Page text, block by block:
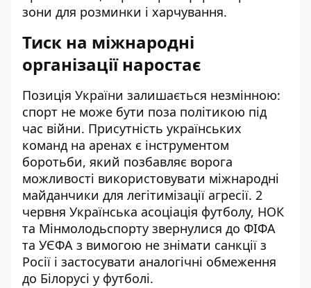
зони для розминки і харчування.
Тиск на міжнародні
організації наростає
Позиція України залишається незмінною:
спорт не може бути поза політикою під
час війни. Присутність українських
команд на аренах є інструментом
боротьби, який позбавляє ворога
можливості використовувати міжнародні
майданчики для легітимізації агресії. 2
червня Українська асоціація футболу, НОК
та Мінмолодьспорту звернулися до ФІФА
та УЄФА з вимогою не знімати санкції з
Росії і застосувати аналогічні обмеження
до Білорусі у футболі.